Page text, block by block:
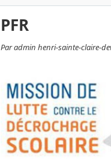
PFR
Par admin henri-sainte-claire-